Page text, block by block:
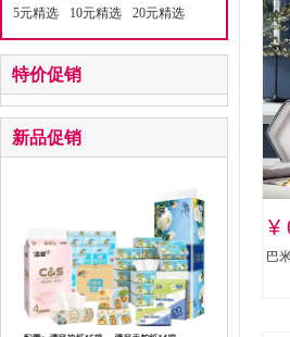
5元精选 10元精选 20元精选
特价促销
新品促销
¥
巴